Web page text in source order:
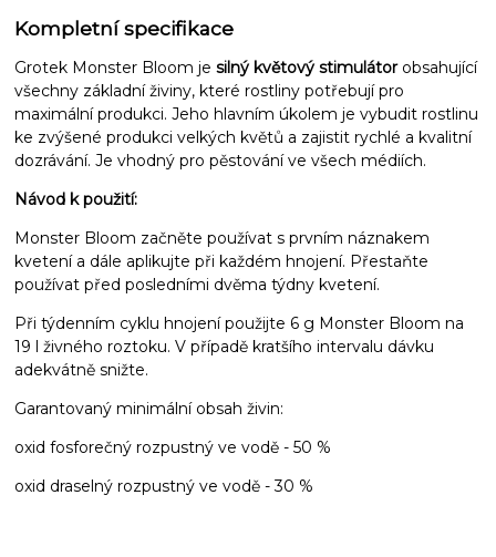
Kompletní specifikace
Grotek Monster Bloom jesilný květový stimulátorobsahující
všechny základní živiny, které rostliny potřebují pro
maximální produkci. Jeho hlavním úkolem je vybudit rostlinu
ke zvýšené produkci velkých květů a zajistit rychlé a kvalitní
dozrávání. Je vhodný pro pěstování ve všech médiích.
Návod k použití:
Monster Bloom začněte používat s prvním náznakem
kvetení a dále aplikujte při každém hnojení. Přestaňte
používat před posledními dvěma týdny kvetení.
Při týdenním cyklu hnojení použijte 6 g Monster Bloom na
19 l živného roztoku. V případě kratšího intervalu dávku
adekvátně snižte.
Garantovaný minimální obsah živin:
oxid fosforečný rozpustný ve vodě - 50 %
oxid draselný rozpustný ve vodě - 30 %